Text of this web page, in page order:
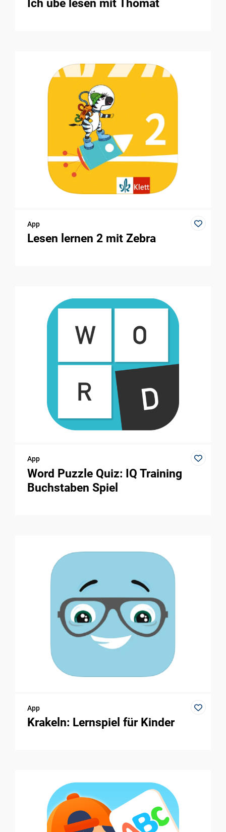
Ich übe lesen mit Thomat
App
Lesen lernen 2 mit Zebra
App
Word Puzzle Quiz: IQ Training
Buchstaben Spiel
App
Krakeln: Lernspiel für Kinder